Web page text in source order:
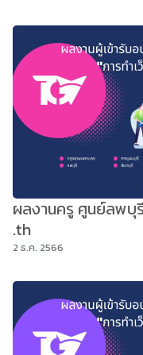
ผลงานครู ศูนย์ลพบุ
.th
2 ธ.ค. 2566